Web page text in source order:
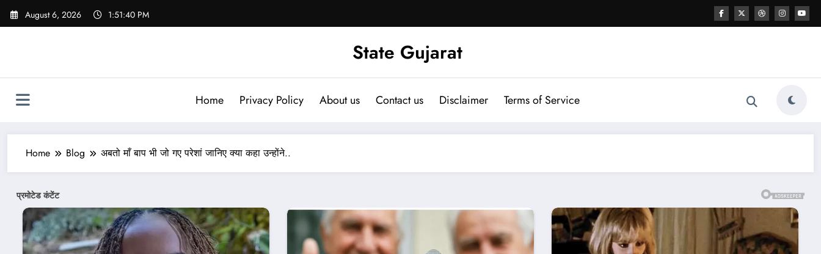
Skip
August 6, 2026 1:51:42 PM
State Gujarat
Home Privacy Policy About us Contact us Disclaimer Terms of Service
Home Blog अबतो माँ बाप भी जो गए परेशां जानिए क्या कहा उन्होंने..